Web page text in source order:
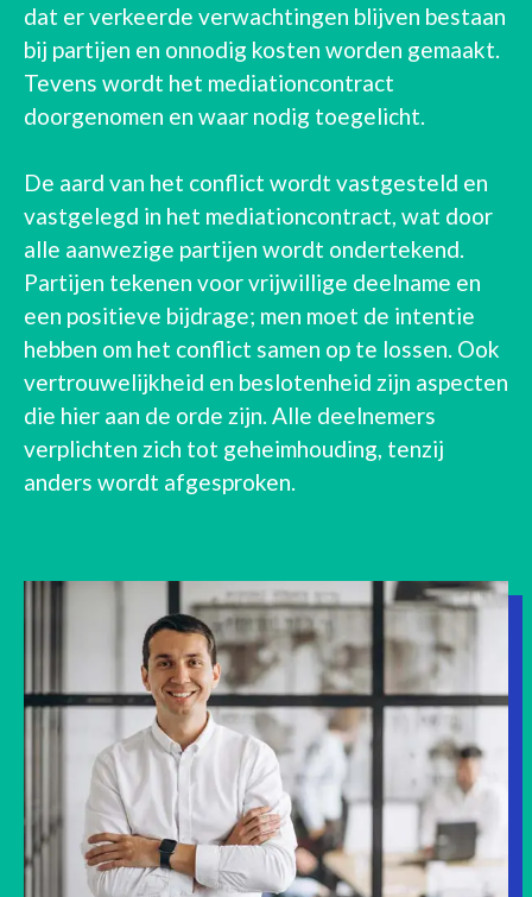
dat er verkeerde verwachtingen blijven bestaan
bij partijen en onnodig kosten worden gemaakt.
Tevens wordt het mediationcontract
doorgenomen en waar nodig toegelicht.
De aard van het conflict wordt vastgesteld en
vastgelegd in het mediationcontract, wat door
alle aanwezige partijen wordt ondertekend.
Partijen tekenen voor vrijwillige deelname en
een positieve bijdrage; men moet de intentie
hebben om het conflict samen op te lossen. Ook
vertrouwelijkheid en beslotenheid zijn aspecten
die hier aan de orde zijn. Alle deelnemers
verplichten zich tot geheimhouding, tenzij
anders wordt afgesproken.